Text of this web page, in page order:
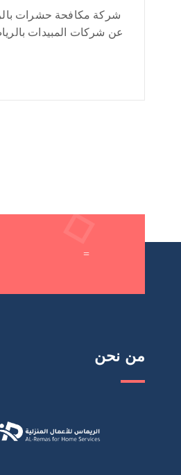
شركة مكافحة حشرات
عن شركات المبيدات
=
من نحن